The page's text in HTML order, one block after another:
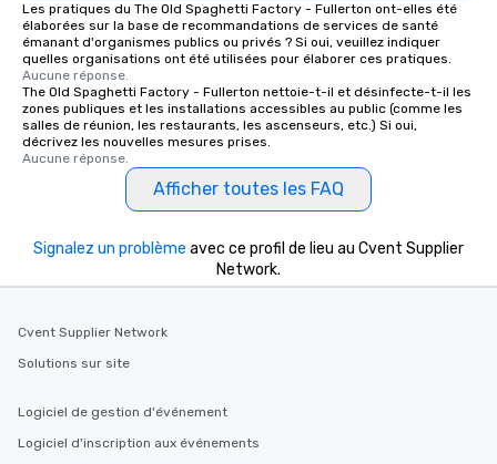
Les pratiques du The Old Spaghetti Factory - Fullerton ont-elles été
élaborées sur la base de recommandations de services de santé
émanant d'organismes publics ou privés ? Si oui, veuillez indiquer
quelles organisations ont été utilisées pour élaborer ces pratiques.
Aucune réponse.
The Old Spaghetti Factory - Fullerton nettoie-t-il et désinfecte-t-il les
zones publiques et les installations accessibles au public (comme les
salles de réunion, les restaurants, les ascenseurs, etc.) Si oui,
décrivez les nouvelles mesures prises.
Aucune réponse.
Afficher toutes les FAQ
Signalez un problème avec ce profil de lieu au Cvent Supplier
Network.
Cvent Supplier Network
Solutions sur site
Logiciel de gestion d'événement
Logiciel d'inscription aux événements